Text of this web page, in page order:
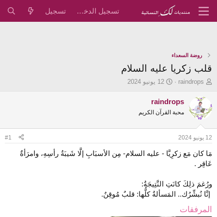
تسجيل الدخول تسجيل
روضة السعداء
قلب زكريا عليه السلام
ب
د
ئ
ا
و
ض
ع
raindrops
ت
ر
خ
ب
12 يونيو 2024
raindrops
محبة القرآن الكريم
12 يونيو 2024 #1
مَا كان مَع زكرِيَّا - عليه السلام- مِن الأسبَابِ إلَّا شَيبَةُ رأسِهِ، وامرَأةٌ
عَاقِر .
ورُغمَ ذلِكَ كانَتِ النَّتِيجَةُ:
‏ إنَّا نُبشِّرُك.. ‏المَسألةُ كلُّها: قلبٌ مُوقِنٌ.
المرفقات